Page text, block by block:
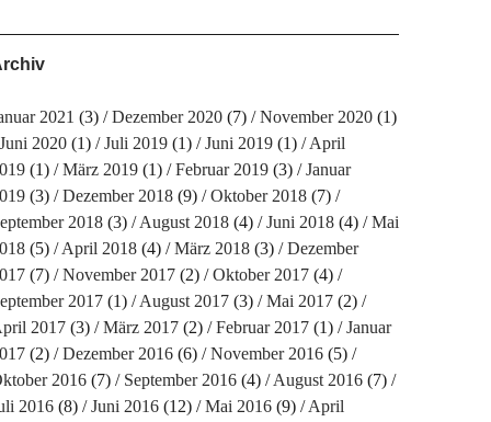
2021 (3) Dezember 2020(7) November 2020(1)
2020(1) Juli 2019(1) Juni 2019(1)
April
(1) März 2019(1) Februar 2019(3)
Januar
(3) Dezember 2018(9) Oktober 2018(7)
2018(3) August 2018(4) Juni 2018(4)
Mai
(5) April 2018(4) März 2018(3)
Dezember
(7) November 2017(2) Oktober 2017(4)
2017(1) August 2017(3) Mai 2017(2)
2017(3) März 2017(2) Februar 2017(1)
Januar
(2) Dezember 2016(6) November 2016(5)
2016(7) September 2016(4) August 2016(7)
2016(8) Juni 2016(12) Mai 2016(9)
April